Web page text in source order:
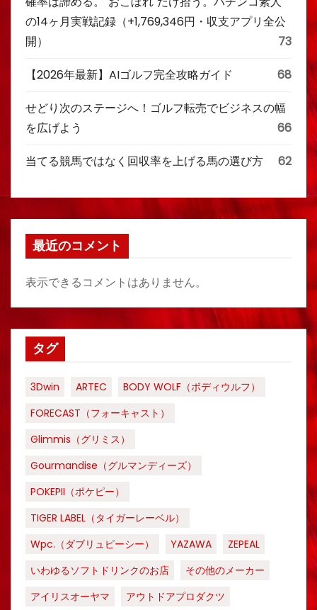
の14ヶ月実戦記録（+1,769,346円・収支アプリ全公
開）
73
【2026年最新】AIゴルフ完全攻略ガイド 68
せどり次のステージへ！ゴルフ転売でビジネスの幅
を広げよう
66
当てる競馬ではなく回収率を上げる馬の選び方 62
最近のコメント
表示できるコメントはありません。
タグ
3Dwin ARTEC
BODY WOLF（ボディウルフ）
FORECAST（フォーキャスト）
Glimmis（グリミス）
Gourmandise（グルマンディーズ）
POKEPII（ポケピー）
TIGER LABEL（タイガーレーベル）
Wpc.（ダブリュピーシー）
YAZAWA
ZEPEAL
いわゆるソフトドリンクのお店
その他のメーカー
アイリスオーヤマ
アウトドアプロダクツ